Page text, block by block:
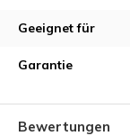
Geeignet für
Garantie
Bewertungen